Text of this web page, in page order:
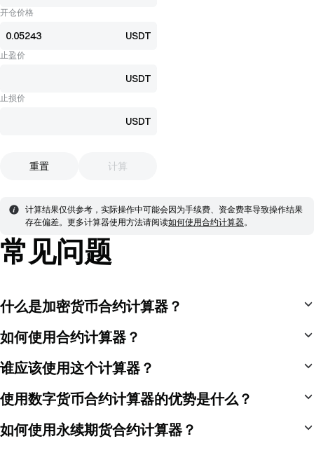
开仓价格
USDT
止盈价
USDT
止损价
USDT
重置 计算
计算结果仅供参考，实际操作中可能会因为手续费、资金费率导致操作结果
存在偏差。 更多计算器使用方法请阅读如何使用合约计算器。
常见问题
什么是加密货币合约计算器？
如何使用合约计算器？
谁应该使用这个计算器？
使用数字货币合约计算器的优势是什么？
如何使用永续期货合约计算器？